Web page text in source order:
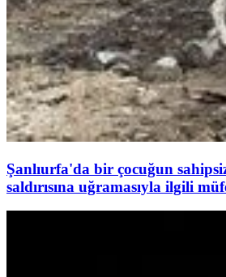
Şanlıurfa'da bir çocuğun
saldırısına uğramasıyla ilgili